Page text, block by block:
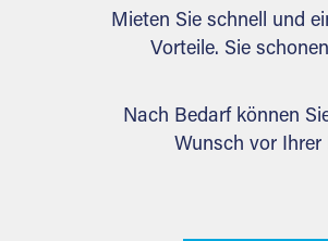
Mieten Sie schnell und
Vorteile. Sie
Nach Bedarf können
Wunsch vor